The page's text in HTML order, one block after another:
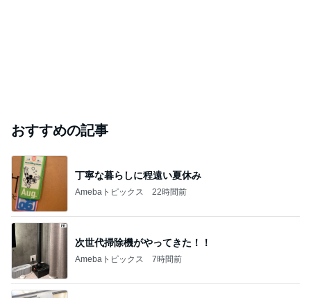
おすすめの記事
丁寧な暮らしに程遠い夏休み
Amebaトピックス 22時間前
次世代掃除機がやってきた！！
Amebaトピックス 7時間前